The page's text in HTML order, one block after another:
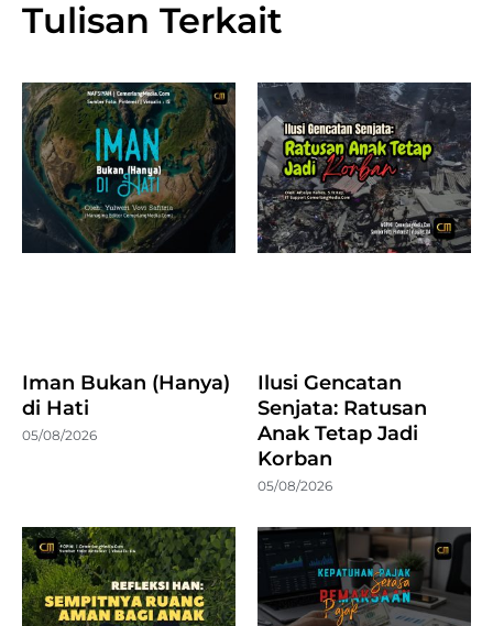
Tulisan Terkait
Iman Bukan (Hanya)
di Hati
05/08/2026
Ilusi Gencatan
Senjata: Ratusan
Anak Tetap Jadi
Korban
05/08/2026